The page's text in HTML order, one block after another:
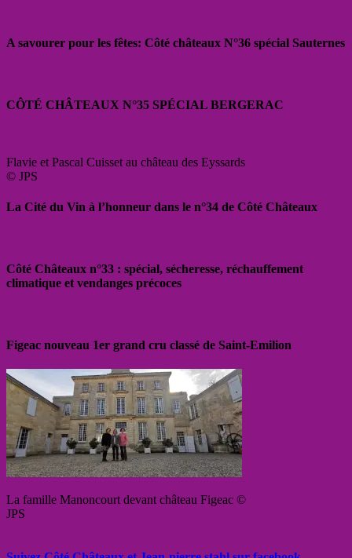
A savourer pour les fêtes: Côté châteaux N°36 spécial Sauternes
CÔTÉ CHÂTEAUX N°35 SPÉCIAL BERGERAC
Flavie et Pascal Cuisset au château des Eyssards
© JPS
La Cité du Vin à l’honneur dans le n°34 de Côté Châteaux
Côté Châteaux n°33 : spécial, sécheresse, réchauffement
climatique et vendanges précoces
Figeac nouveau 1er grand cru classé de Saint-Emilion
La famille Manoncourt devant château Figeac ©
JPS